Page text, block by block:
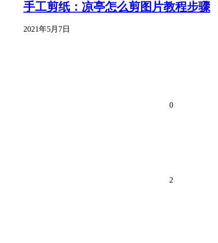
手工剪纸：凉亭怎么剪图片教程步骤
2021年5月7日
0
2